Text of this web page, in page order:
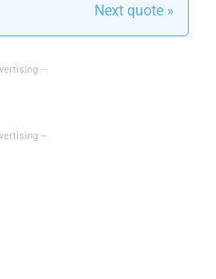
Next quote »